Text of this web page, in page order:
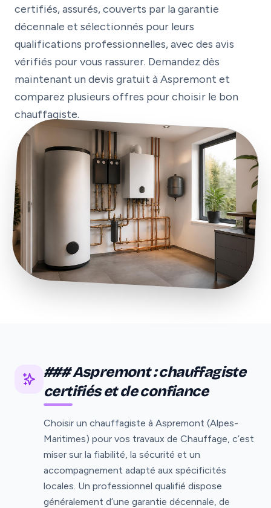
certifiés, assurés, couverts par la garantie
décennale et sélectionnés pour leurs
qualifications professionnelles, avec des avis
vérifiés pour vous rassurer. Demandez dès
maintenant un devis gratuit à Aspremont et
comparez plusieurs offres pour choisir le bon
chauffagiste.
### Aspremont : chauffagiste
certifiés et de confiance
Choisir un chauffagiste à Aspremont (Alpes-
Maritimes) pour vos travaux de Chauffage, c’est
miser sur la fiabilité, la sécurité et un
accompagnement adapté aux spécificités
locales. Un professionnel qualifié dispose
généralement d’une garantie décennale, de